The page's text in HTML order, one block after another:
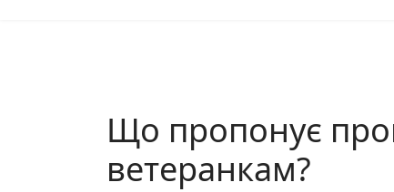
Що пропонує
ветеранкам?